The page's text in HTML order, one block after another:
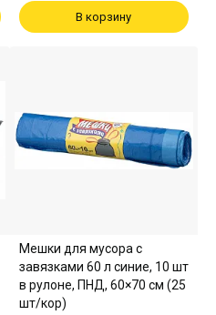
В корзину
Мешки для мусора с
завязками 60 л синие, 10 шт
в рулоне, ПНД, 60×70 см (25
шт/кор)